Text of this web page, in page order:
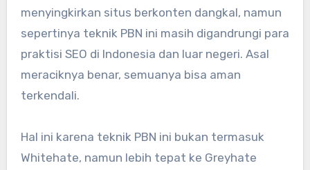
menyingkirkan situs berkonten dangkal, namun
sepertinya teknik PBN ini masih digandrungi para
praktisi SEO di Indonesia dan luar negeri. Asal
meraciknya benar, semuanya bisa aman
terkendali.
Hal ini karena teknik PBN ini bukan termasuk
Whitehate, namun lebih tepat ke Greyhate